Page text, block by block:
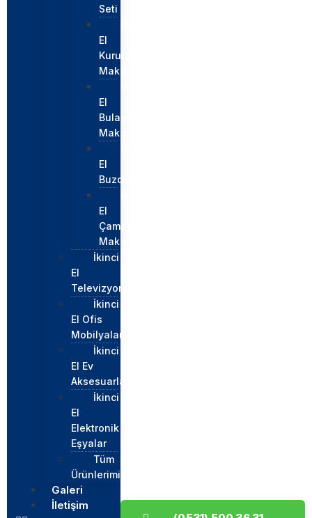
Seti
El
Kurutma
Makinesi
El
Bulaşık
Makinesi
El
Buzdolabı
El
Çamaşır
Makinesi
İkinci
El
Televizyon
İkinci
El Ofis
Mobilyaları
İkinci
El Ev
Aksesuarları
İkinci
El
Elektronik
Eşyalar
Tüm
Ürünlerimiz
Galeri
İletişim